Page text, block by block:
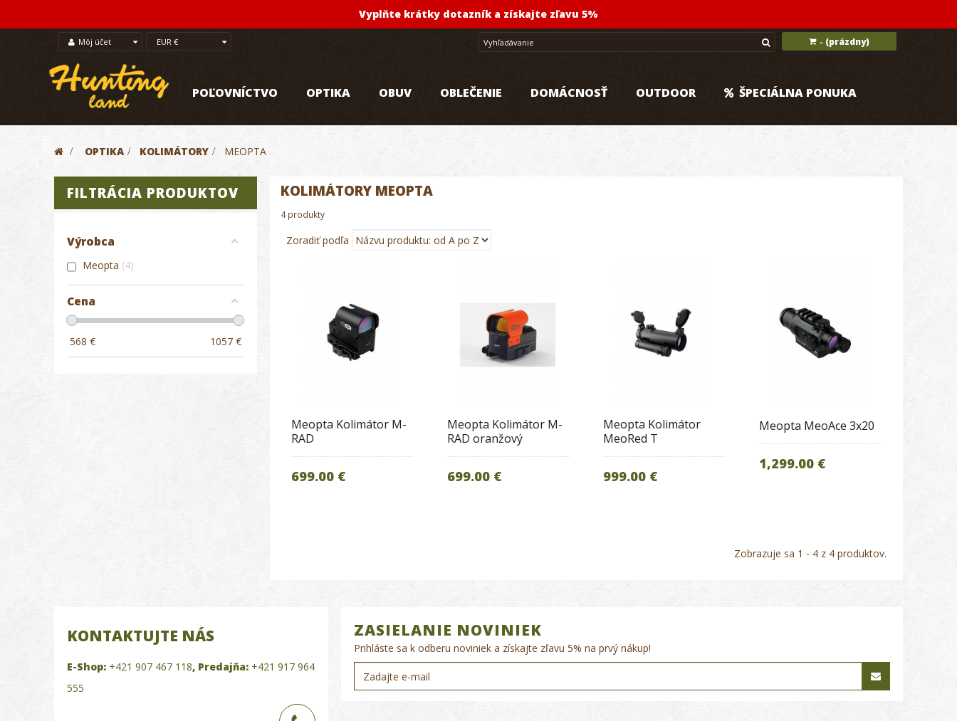
Vyplňte krátky dotazník a získajte zľavu 5%
- (prázdny)
Môj účet EUR €
POĽOVNÍCTVO OPTIKA OBUV OBLEČENIE DOMÁCNOSŤ OUTDOOR ŠPECIÁLNA PONUKA
> OPTIKA > KOLIMÁTORY > MEOPTA
FILTRÁCIA PRODUKTOV
Výrobca
Meopta 4
Cena
568 € 1057€
KOLIMÁTORY MEOPTA
4 produkty
Zoradiť podľa
Meopta Kolimátor M-
RAD
699.00 €
Meopta Kolimátor M-
RAD oranžový
699.00 €
Meopta Kolimátor
MeoRed T
999.00 €
Meopta MeoAce 3x20
1,299.00 €
Zobrazuje sa 1 - 4 z 4 produktov.
KONTAKTUJTE NÁS
E-Shop: +421 907 467 118, Predajňa: +421 917 964
555
ZASIELANIE NOVINIEK
Prihláste sa k odberu noviniek a získajte zľavu 5% na prvý nákup!